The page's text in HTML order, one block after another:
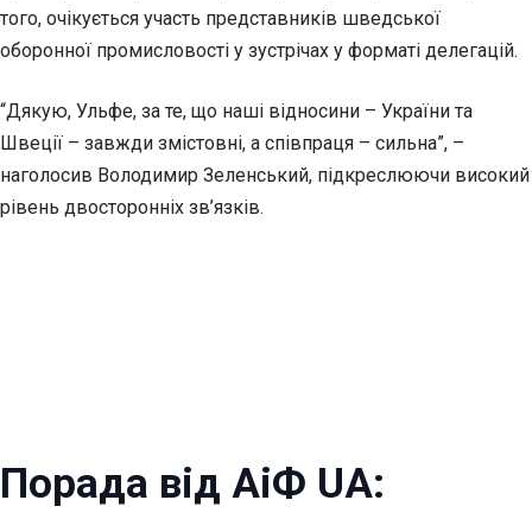
того, очікується участь представників шведської
оборонної промисловості у зустрічах у форматі делегацій.
“Дякую, Ульфе, за те, що наші відносини – України та
Швеції – завжди змістовні, а співпраця – сильна”, –
наголосив Володимир Зеленський, підкреслюючи високий
рівень двосторонніх зв’язків.
Порада від АіФ UA: